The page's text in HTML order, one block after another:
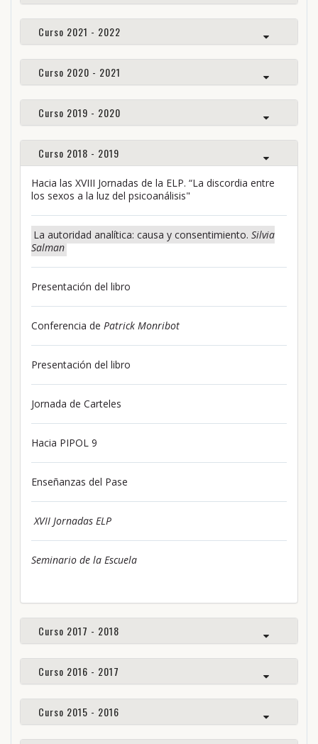
Curso 2021 - 2022
Curso 2020 - 2021
Curso 2019 - 2020
Curso 2018 - 2019
Hacia las XVIII Jornadas de la ELP. “La discordia entre
los sexos a la luz del psicoanálisis"
La autoridad analítica: causa y consentimiento. Silvia
Salman
Presentación del libro
Conferencia de Patrick Monribot
Presentación del libro
Jornada de Carteles
Hacia PIPOL 9
Enseñanzas del Pase
XVII Jornadas ELP
Seminario de la Escuela
Curso 2017 - 2018
Curso 2016 - 2017
Curso 2015 - 2016